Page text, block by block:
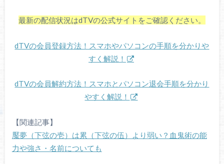
最新の配信状況はdTVの公式サイトをご確認ください。
dTVの会員登録方法！スマホやパソコンの手順を分かりや
すく解説！
dTVの会員解約方法！スマホとパソコン退会手順を分かり
やすく解説！
【関連記事】
魘夢（下弦の壱）は累（下弦の伍）より弱い？血鬼術の能
力や強さ・名前についても